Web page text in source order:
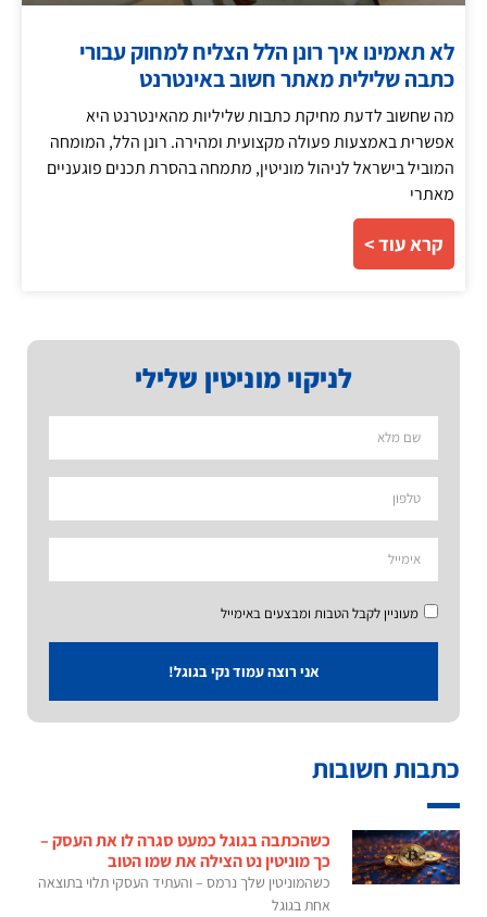
לניקוי מוניטין שלילי
מעוניין לקבל הטבות ומבצעים באימייל
אני רוצה עמוד נקי בגוגל!
כתבות חשובות
כשהכתבה בגוגל כמעט סגרה לו את העסק –
כך מוניטין נט הצילה את שמו הטוב
כשהמוניטין שלך נרמס – והעתיד העסקי תלוי בתוצאה
אחת בגוגל
לא תאמינו איך רונן הלל הצליח למחוק עבורי
כתבה שלילית מאתר חשוב באינטרנט
מה שחשוב לדעת מחיקת כתבות שליליות מהאינטרנט היא
אפשרית באמצעות פעולה מקצועית ומהירה. רונן הלל, המומחה
המוביל בישראל לניהול מוניטין, מתמחה בהסרת תכנים פוגעניים
מאתרי
קרא עוד >